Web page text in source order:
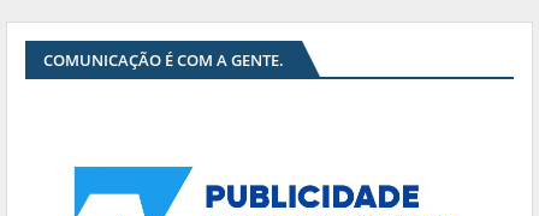
COMUNICAÇÃO É COM A GENTE.